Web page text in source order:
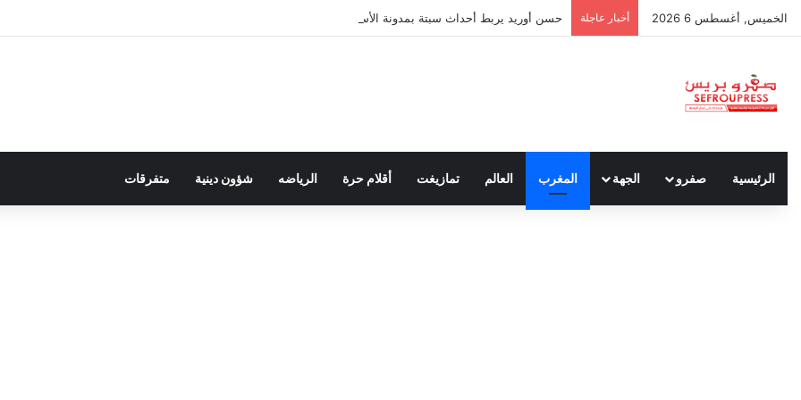
الخميس, أغسطس 6 2026 أخبار عاجلة حسن أوريد يربط أحداث سبتة بمدونة الأسرة في قراءة للتحولات الاجتماعية
الرئيسية صفرو الجهة المغرب العالم تمازيغت أقلام حرة الرياضه شؤون دينية متفرقات